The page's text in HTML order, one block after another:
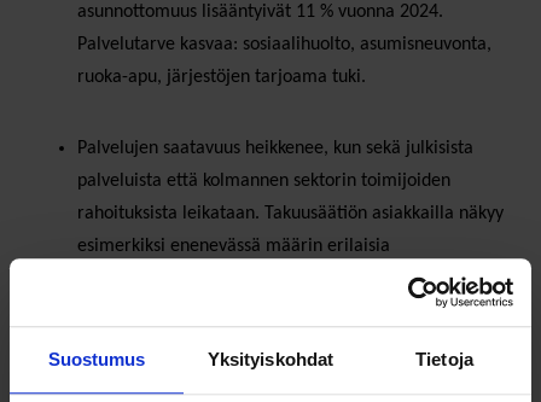
Suostumus Yksityiskohdat Tietoja
asunnottomuus lisääntyivät 11 % vuonna 2024.
Palvelutarve kasvaa: sosiaalihuolto, asumisneuvonta,
ruoka-apu, järjestöjen tarjoama tuki.
Palvelujen saatavuus heikkenee, kun sekä julkisista
palveluista että kolmannen sektorin toimijoiden
rahoituksista leikataan. Takuusäätiön asiakkailla näkyy
esimerkiksi enenevässä määrin erilaisia
mielenterveyden haasteita ja rahapeliongelmia. Olisi